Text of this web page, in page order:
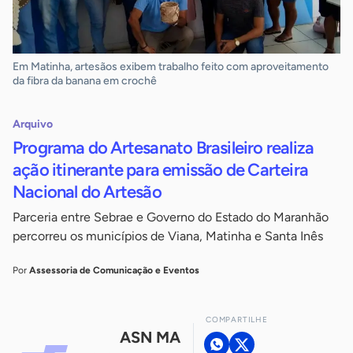
Em Matinha, artesãos exibem trabalho feito com aproveitamento
da fibra da banana em crochê
Arquivo
Programa do Artesanato Brasileiro realiza
ação itinerante para emissão de Carteira
Nacional do Artesão
Parceria entre Sebrae e Governo do Estado do Maranhão
percorreu os municípios de Viana, Matinha e Santa Inês
Por Assessoria de Comunicação e Eventos
ASN MA
COMPARTILHE